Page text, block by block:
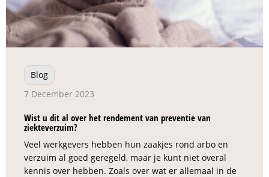
Blog
7 December 2023
Wist u dit al over het rendement van preventie van
ziekteverzuim?
Veel werkgevers hebben hun zaakjes rond arbo en
verzuim al goed geregeld, maar je kunt niet overal
kennis over hebben. Zoals over wat er allemaal in de